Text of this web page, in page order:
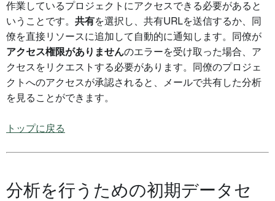
作業しているプロジェクトにアクセスできる必要があると
いうことです。 共有を選択し、共有URLを送信するか、同
僚を直接リソースに追加して自動的に通知します。同僚が
アクセス権限がありませんのエラーを受け取った場合、ア
クセスをリクエストする必要があります。同僚のプロジェ
クトへのアクセスが承認されると、メールで共有した分析
を見ることができます。
トップに戻る
分析を行うための初期データセ